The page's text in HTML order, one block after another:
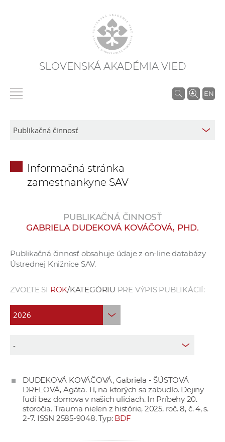
SLOVENSKÁ AKADÉMIA VIED
EN
V
e
p
c
í
a
c
h
Informačná stránka
zamestnankyne SAV
PUBLIKAČNÁ ČINNOSŤ
GABRIELA DUDEKOVÁ KOVÁČOVÁ, PHD.
Publikačná činnosť obsahuje údaje z on-line databázy
Ústrednej Knižnice SAV.
ZVOĽTE SI ROK/KATEGÓRIU PRE VÝPIS PUBLIKÁCIÍ:
DUDEKOVÁ KOVÁČOVÁ, Gabriela - ŠÚSTOVÁ
DRELOVÁ, Agáta. Tí, na ktorých sa zabudlo. Dejiny
ľudí bez domova v našich uliciach. In Príbehy 20.
storočia. Trauma nielen z histórie, 2025, roč. 8, č. 4, s.
2-7. ISSN 2585-9048. Typ: BDF